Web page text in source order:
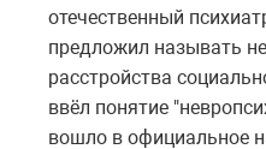
отечественный
предложил называть
расстройства
ввёл понятие
вошло в официальное